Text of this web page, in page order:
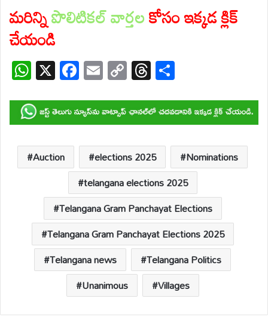
మరిన్నిపొలిటికల్ వార్తలకోసం ఇక్కడ క్లిక్
చేయండి
W
h
at
s
A
p
X F
ac
e
b
o
o
k
E
m
ail
C
o
p
y
Li
n
k
T
hr
e
a
d
s
ar
e
Auction elections 2025
Nominations
telangana elections 2025
Telangana Gram Panchayat Elections
Telangana Gram Panchayat Elections 2025
Telangana news
Telangana Politics
Unanimous
Villages